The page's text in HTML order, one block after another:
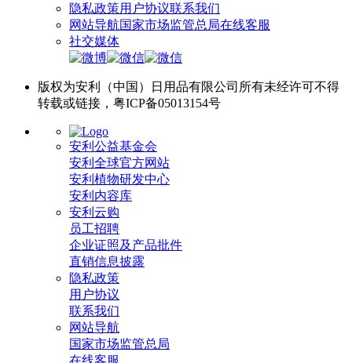
隐私政策用户协议联系我们
网站导航国家市场监管总局在线客服
社交媒体
版权为安利（中国）日用品有限公司所有未经许可不得
转载或链接，粤ICP备05013154号
安利公益基金会
安利全球官方网站
安利植物研发中心
安利内容库
安利云购
员工招聘
企业证照及产品批件
直销信息披露
隐私政策
用户协议
联系我们
网站导航
国家市场监管总局
在线客服